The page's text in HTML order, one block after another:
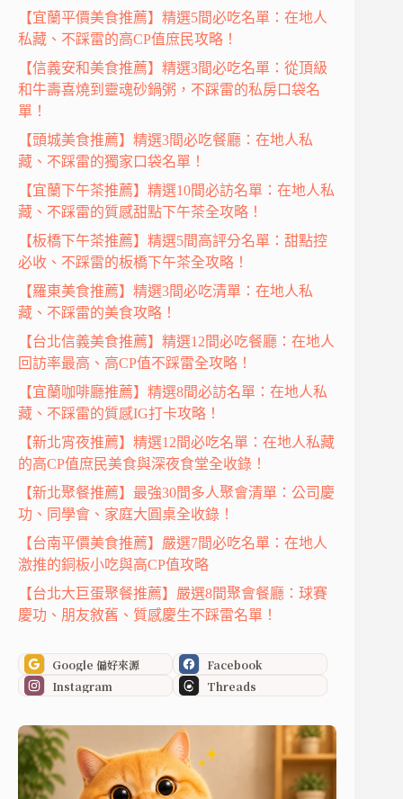
【宜蘭平價美食推薦】精選5間必吃名單：在地人
私藏、不踩雷的高CP值庶民攻略！
【信義安和美食推薦】精選3間必吃名單：從頂級
和牛壽喜燒到靈魂砂鍋粥，不踩雷的私房口袋名
單！
【頭城美食推薦】精選3間必吃餐廳：在地人私
藏、不踩雷的獨家口袋名單！
【宜蘭下午茶推薦】精選10間必訪名單：在地人私
藏、不踩雷的質感甜點下午茶全攻略！
【板橋下午茶推薦】精選5間高評分名單：甜點控
必收、不踩雷的板橋下午茶全攻略！
【羅東美食推薦】精選3間必吃清單：在地人私
藏、不踩雷的美食攻略！
【台北信義美食推薦】精選12間必吃餐廳：在地人
回訪率最高、高CP值不踩雷全攻略！
【宜蘭咖啡廳推薦】精選8間必訪名單：在地人私
藏、不踩雷的質感IG打卡攻略！
【新北宵夜推薦】精選12間必吃名單：在地人私藏
的高CP值庶民美食與深夜食堂全收錄！
【新北聚餐推薦】最強30間多人聚會清單：公司慶
功、同學會、家庭大圓桌全收錄！
【台南平價美食推薦】嚴選7間必吃名單：在地人
激推的銅板小吃與高CP值攻略
【台北大巨蛋聚餐推薦】嚴選8間聚會餐廳：球賽
慶功、朋友敘舊、質感慶生不踩雷名單！
Google 偏好來源
Facebook
Instagram
Threads